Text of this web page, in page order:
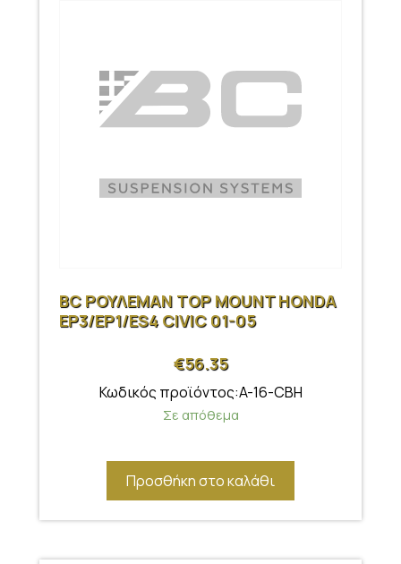
BC ΡΟΥΛΕΜΑΝ TOP MOUNT HONDA
EP3/EP1/ES4 CIVIC 01-05
€56.35
Κωδικός προϊόντος:A-16-CBH
Σε απόθεμα
Προσθήκη στο καλάθι